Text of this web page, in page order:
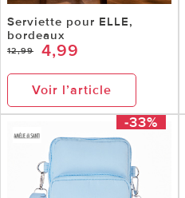
Serviette pour ELLE,
bordeaux
12,99 4,99
Voir l’article
-33%